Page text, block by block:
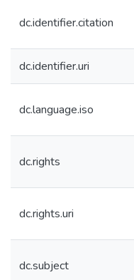
dc.identifier.citation
dc.identifier.uri
dc.language.iso
dc.rights
dc.rights.uri
dc.subject